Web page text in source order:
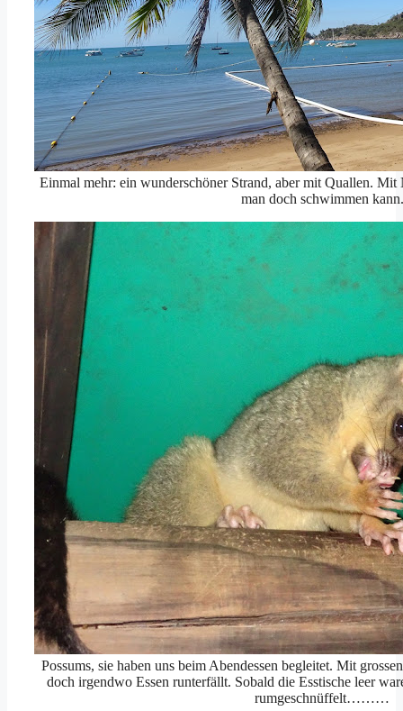
Einmal mehr: ein wunderschöner Strand, aber mit Quallen. Mit
man doch schwimmen kann.
Possums, sie haben uns beim Abendessen begleitet. Mit
doch irgendwo Essen runterfällt. Sobald die Esstische leer
rumgeschnüffelt………